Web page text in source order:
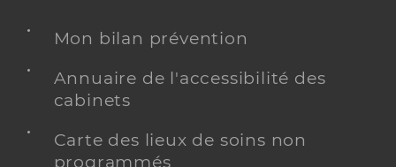
Mon bilan prévention
Annuaire de l'accessibilité des
cabinets
Carte des lieux de soins non
programmés